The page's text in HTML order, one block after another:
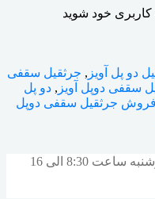
کاربری خود شوید
دو پل آویز , جرثقیل سقفی
سقفی دوپل آویز , دو پل
فروش جرثقیل سقفی دوپل
8:30 الی 16